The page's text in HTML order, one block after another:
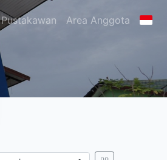
Pustakawan Area Anggota